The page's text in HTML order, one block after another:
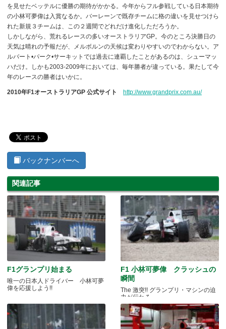
を見せたベッテルに優勝の期待がかかる。今年からフル参戦している日本期待
の小林可夢偉は入賞なるか。バーレーンで既存チームに格の違いを見せつけら
れた新規３チームは、この２週間でどれだけ進化しただろうか。
しかしながら、荒れるレースの多いオーストラリアGP。今のところ決勝日の
天気は晴れの予報だが、メルボルンの天候は変わりやすいのでわからない。ア
ルバート•パーク•サーキットでは過去に連覇したことがあるのは、シューマッ
ハだけ。しかも2003-2009年においては、毎年勝者が違っている。果たして今
年のレースの勝者はいかに。
2010年F1オーストラリアGP 公式サイト http://www.grandprix.com.au/
バックナンバーへ
関連記事
F1グランプリ始まる
唯一の日本人ドライバー 小林可夢
偉を応援しよう!!
F1 小林可夢偉 クラッシュの
瞬間
The 激突!! グランプリ・マシンの迫
力が伝わる